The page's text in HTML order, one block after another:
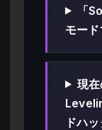
「
モー
現
ドハ